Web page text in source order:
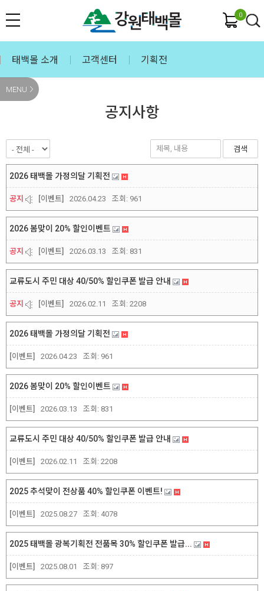
0
태백몰 소개 고객센터 기획전
MENU
공지사항
검색
공지 [이벤트]
2026 태백몰 가정의달 기획전
2026.04.23 조회: 961
공지 [이벤트]
2026 봄맞이 20% 할인이벤트
2026.03.13 조회: 831
공지 [이벤트]
교류도시 주민 대상 40/50% 할인쿠폰 발급 안내
2026.02.11 조회: 2208
[이벤트]
2026 태백몰 가정의달 기획전
2026.04.23 조회: 961
[이벤트]
2026 봄맞이 20% 할인이벤트
2026.03.13 조회: 831
[이벤트]
교류도시 주민 대상 40/50% 할인쿠폰 발급 안내
2026.02.11 조회: 2208
[이벤트]
2025 추석맞이 전상품 40% 할인쿠폰 이벤트!
2025.08.27 조회: 4078
[이벤트]
2025 태백몰 광복기획전 전품목 30% 할인쿠폰 발급...
2025.08.01 조회: 897